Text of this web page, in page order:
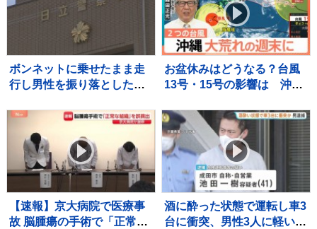
どの疑いで刑事告発
ボンネットに乗せたまま走
行し男性を振り落とした疑
県職員（48）を逮捕
お盆休みはどうなる？台風
13号・15号の影響は 沖縄
解説】
【速報】京大病院で医療事
故 脳腫瘍の手術で「正常な
酒に酔った状態で運転し車3
台に衝突、男性3人に軽いけ